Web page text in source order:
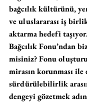
bağcılık kültürünü,
ve uluslararası iş
aktarma hedefi
Bağcılık Fonu’ndan
misiniz? Fonu
mirasın korunması
sürdürülebilirlik
dengeyi gözetmek